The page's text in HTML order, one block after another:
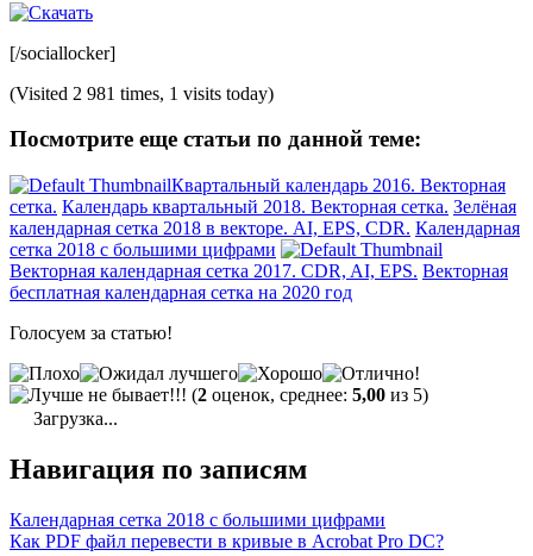
[/sociallocker]
(Visited 2 981 times, 1 visits today)
Посмотрите еще статьи по данной теме:
Квартальный календарь 2016. Векторная
сетка. Календарь квартальный 2018. Векторная сетка. Зелёная
календарная сетка 2018 в векторе. AI, EPS, CDR. Календарная
сетка 2018 с большими цифрами
Векторная календарная сетка 2017. CDR, AI, EPS. Векторная
бесплатная календарная сетка на 2020 год
Голосуем за статью!
(2 оценок, среднее: 5,00 из 5)
Загрузка...
Навигация по записям
Календарная сетка 2018 с большими цифрами
Как PDF файл перевести в кривые в Acrobat Pro DC?